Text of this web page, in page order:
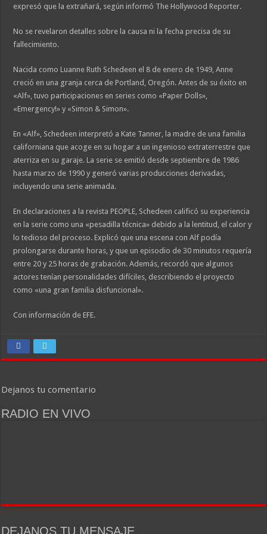
expresó que la extrañará, según informó The Hollywood Reporter.
No se revelaron detalles sobre la causa ni la fecha precisa de su
fallecimiento.
Nacida como Luanne Ruth Schedeen el 8 de enero de 1949, Anne
creció en una granja cerca de Portland, Oregón. Antes de su éxito en
«Alf», tuvo participaciones en series como «Paper Dolls»,
«Emergency!» y «Simon & Simon».
En «Alf», Schedeen interpretó a Kate Tanner, la madre de una familia
californiana que acoge en su hogar a un ingenioso extraterrestre que
aterriza en su garaje. La serie se emitió desde septiembre de 1986
hasta marzo de 1990 y generó varias producciones derivadas,
incluyendo una serie animada.
En declaraciones a la revista PEOPLE, Schedeen calificó su experiencia
en la serie como una «pesadilla técnica» debido a la lentitud, el calor y
lo tedioso del proceso. Explicó que una escena con Alf podía
prolongarse durante horas, y que un episodio de 30 minutos requería
entre 20 y 25 horas de grabación. Además, recordó que algunos
actores tenían personalidades difíciles, describiendo el proyecto
como «una gran familia disfuncional».
Con información de EFE.
Dejanos tu comentario
RADIO EN VIVO
DEJANOS TU MENSAJE